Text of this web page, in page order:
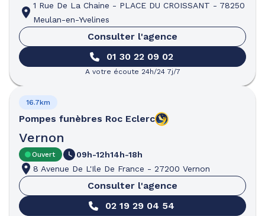
1 Rue De La Chaine - PLACE DU CROISSANT - 78250
Meulan-en-Yvelines
Consulter l'agence
01 30 22 09 02
A votre écoute 24h/24 7j/7
Pompes funèbres Roc Eclerc
Vernon
16.7km
Ouvert 09h-12h14h-18h
8 Avenue De L'Ile De France - 27200 Vernon
Consulter l'agence
02 19 29 04 54